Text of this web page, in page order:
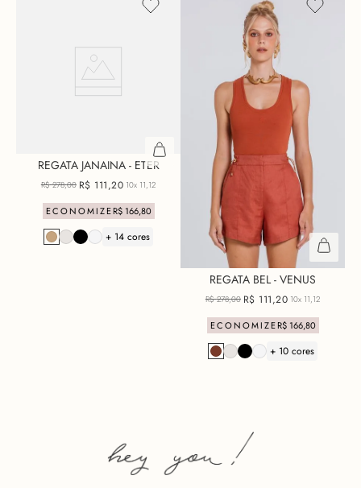
REGATA JANAINA - ETER
R$ 278,00 R$ 111,20 10x 11,12
ECONOMIZER$ 166,80
+ 14 cores
REGATA BEL - VENUS
R$ 278,00 R$ 111,20 10x 11,12
ECONOMIZER$ 166,80
+ 10 cores